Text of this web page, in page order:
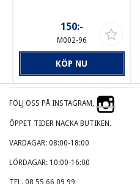
150:-
M002-96
KÖP NU
FÖLJ OSS PÅ INSTAGRAM,
ÖPPET TIDER NACKA BUTIKEN.
VARDAGAR: 08:00-18:00
LÖRDAGAR: 10:00-16:00
TEL. 08 55 66 09 99